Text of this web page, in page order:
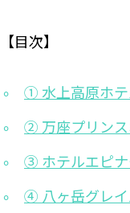
【目次】
① 水上高原ホテ
② 万座プリンス
③ ホテルエピナ
④ 八ヶ岳グレイ